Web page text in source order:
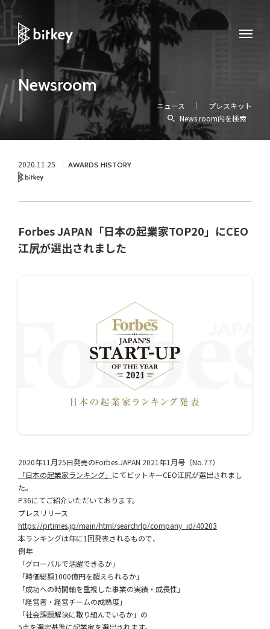
Newsroom
ニュース
プレスキット
News room内を検索
2020.11.25 AWARDS HISTORY
Forbes JAPAN「日本の起業家TOP20」にCEO
江尻が選出されました
2020年11月25日発売のForbes JAPAN 2021年1月号（No.77）
「日本の起業家ランキング」 にてビットキーCEO江尻が選出されまし
た。
P36にてご紹介いただいております。
プレスリリース
https://prtimes.jp/main/html/searchrlp/company_id/40203
本ランキングは年に1回発表されるもので、
例年
「グローバルで活躍できるか」
「時価総額1000億円を超えられるか」
「成功への時間軸を重視した事業の実績・成長性」
「経営者・経営チームの成熟度」
「社会課題解決に取り組んでいるか」の
5点を選定基準に起業家を選出されます。